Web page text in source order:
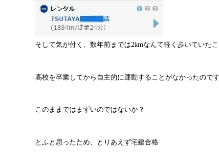
そして気が付く、数年前までは2kmなんて軽く歩いていたこ
高校を卒業してから自主的に運動することがなかったのです
このままではまずいのではないか？
とふと思ったため、とりあえず宅建合格